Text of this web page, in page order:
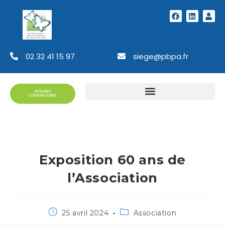
02 32 41 15 97 siege@pbpa.fr
Activités
commerciales
Exposition 60 ans de
l’Association
25 avril 2024 Association